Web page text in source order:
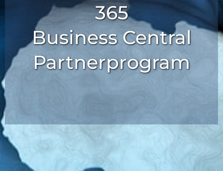
365
Business Central
Partnerprogram